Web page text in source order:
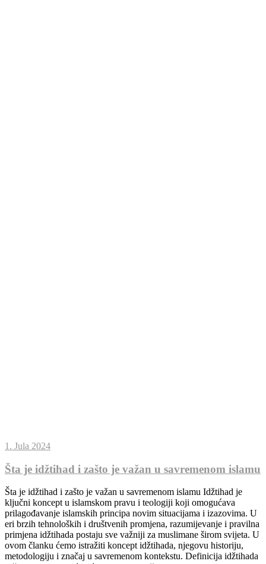
1. Jula 2024
Šta je idžtihad i zašto je važan u savremenom islamu
Šta je idžtihad i zašto je važan u savremenom islamu Idžtihad je
ključni koncept u islamskom pravu i teologiji koji omogućava
prilagođavanje islamskih principa novim situacijama i izazovima. U
eri brzih tehnoloških i društvenih promjena, razumijevanje i pravilna
primjena idžtihada postaju sve važniji za muslimane širom svijeta. U
ovom članku ćemo istražiti koncept idžtihada, njegovu historiju,
metodologiju i značaj u savremenom kontekstu. Definicija idžtihada